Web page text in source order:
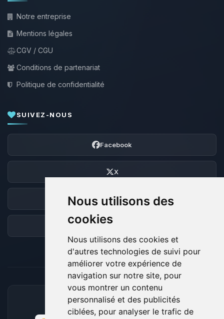
Nous utilisons des
cookies
Nous utilisons des cookies et
d'autres technologies de suivi pour
améliorer votre expérience de
navigation sur notre site, pour
vous montrer un contenu
personnalisé et des publicités
ciblées, pour analyser le trafic de
Notre entreprise
Mentions légales
CGV / CGU
Conditions de partenariat
Politique de confidentialité
SUIVEZ-NOUS
Facebook
X
Discord
Forum
MOYENS DE PAIEMENT ACCEPTÉS